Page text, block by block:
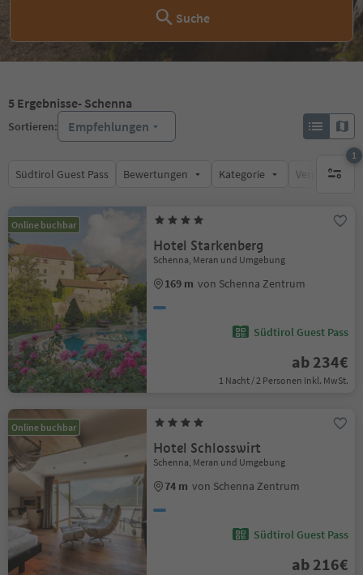
Suche
5 Ergebnisse- Schenna
Sortieren: Empfehlungen
Südtirol Guest Pass Bewertungen Kategorie
1
1
Online buchbar
Hotel Starkenberg
Schenna, Meran und Umgebung
169 m von Schenna Zentrum
Südtirol Guest Pass
ab 234€
1 Nacht / 2 Personen Inkl. MwSt.
Online buchbar
Hotel Schlosswirt
Schenna, Meran und Umgebung
74 m von Schenna Zentrum
Südtirol Guest Pass
ab 216€